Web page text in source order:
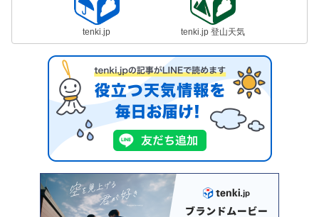
tenki.jp tenki.jp 登山天気